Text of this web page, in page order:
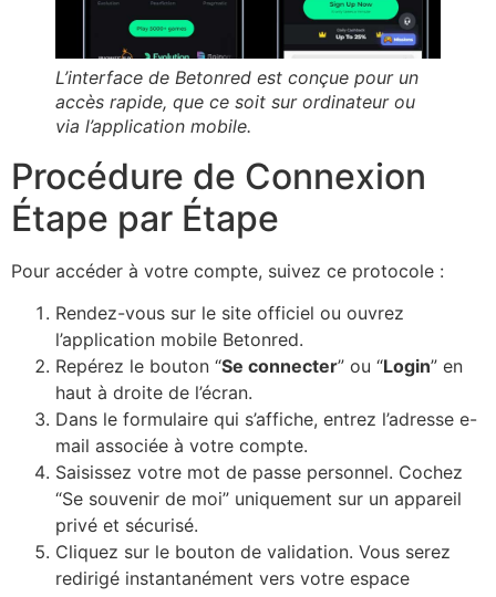
L’interface de Betonred est conçue pour un
accès rapide, que ce soit sur ordinateur ou
via l’application mobile.
Procédure de Connexion
Étape par Étape
Pour accéder à votre compte, suivez ce protocole :
Rendez-vous sur le site officiel ou ouvrez
l’application mobile Betonred.
Repérez le bouton “Se connecter” ou “Login” en
haut à droite de l’écran.
Dans le formulaire qui s’affiche, entrez l’adresse e-
mail associée à votre compte.
Saisissez votre mot de passe personnel. Cochez
“Se souvenir de moi” uniquement sur un appareil
privé et sécurisé.
Cliquez sur le bouton de validation. Vous serez
redirigé instantanément vers votre espace